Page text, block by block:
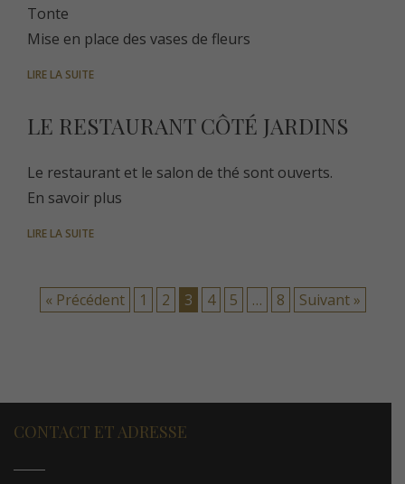
Tonte
Mise en place des vases de fleurs
LIRE LA SUITE
LE RESTAURANT CÔTÉ JARDINS
Le restaurant et le salon de thé sont ouverts.
En savoir plus
LIRE LA SUITE
« Précédent 1 2 3 4 5 … 8 Suivant »
CONTACT ET ADRESSE